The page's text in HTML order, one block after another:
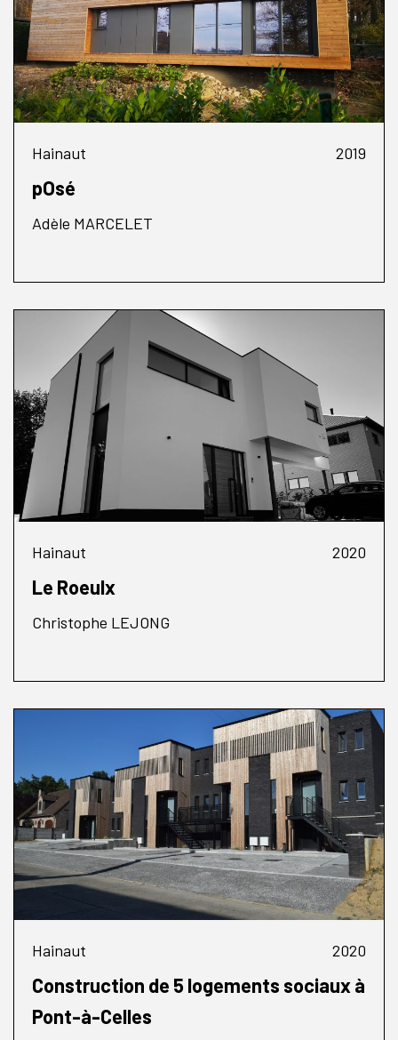
Hainaut 2019
pOsé
Adèle MARCELET
Hainaut 2020
Le Roeulx
Christophe LEJONG
Hainaut 2020
Construction de 5 logements sociaux à
Pont-à-Celles